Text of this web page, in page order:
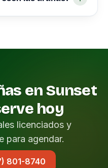
en Sunset
hoy
licenciados y
para agendar.
801-8740